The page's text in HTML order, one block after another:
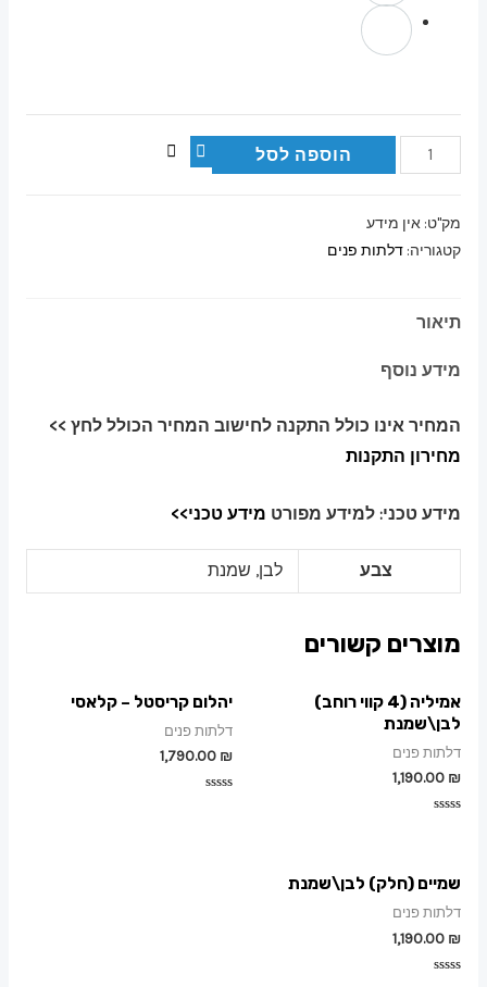
הוספה לסל
מק"ט: אין מידע
קטגוריה: דלתות פנים
תיאור
מידע נוסף
המחיר אינו כולל התקנה לחישוב המחיר הכולל לחץ >>
מחירון התקנות
מידע טכני: למידע מפורט מידע טכני>>
צבע לבן, שמנת
מוצרים קשורים
אמיליה (4 קווי רוחב)
לבן\שמנת
דלתות פנים
1,190.00 ₪
יהלום קריסטל – קלאסי
דלתות פנים
1,790.00 ₪
שמיים (חלק) לבן\שמנת
דלתות פנים
1,190.00 ₪